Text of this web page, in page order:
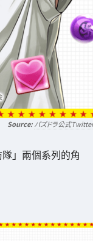
パズドラ公式Twitter
」兩個系列的角